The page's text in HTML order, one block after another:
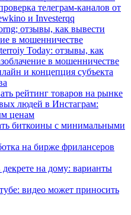
телеграм-каналов от
и Investerqq
отзывы, как вывести
в мошенничестве
Today: отзывы, как
в мошенничестве
и концепция субъекта
рейтинг товаров на рынке
людей в Инстаграм:
ценам
биткоины с минимальными
на бирже фрилансеров
на дому: варианты
видео может приносить